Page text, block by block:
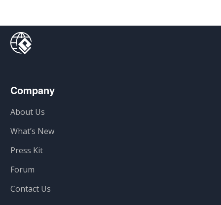
Company
About Us
What’s New
Press Kit
Forum
Contact Us